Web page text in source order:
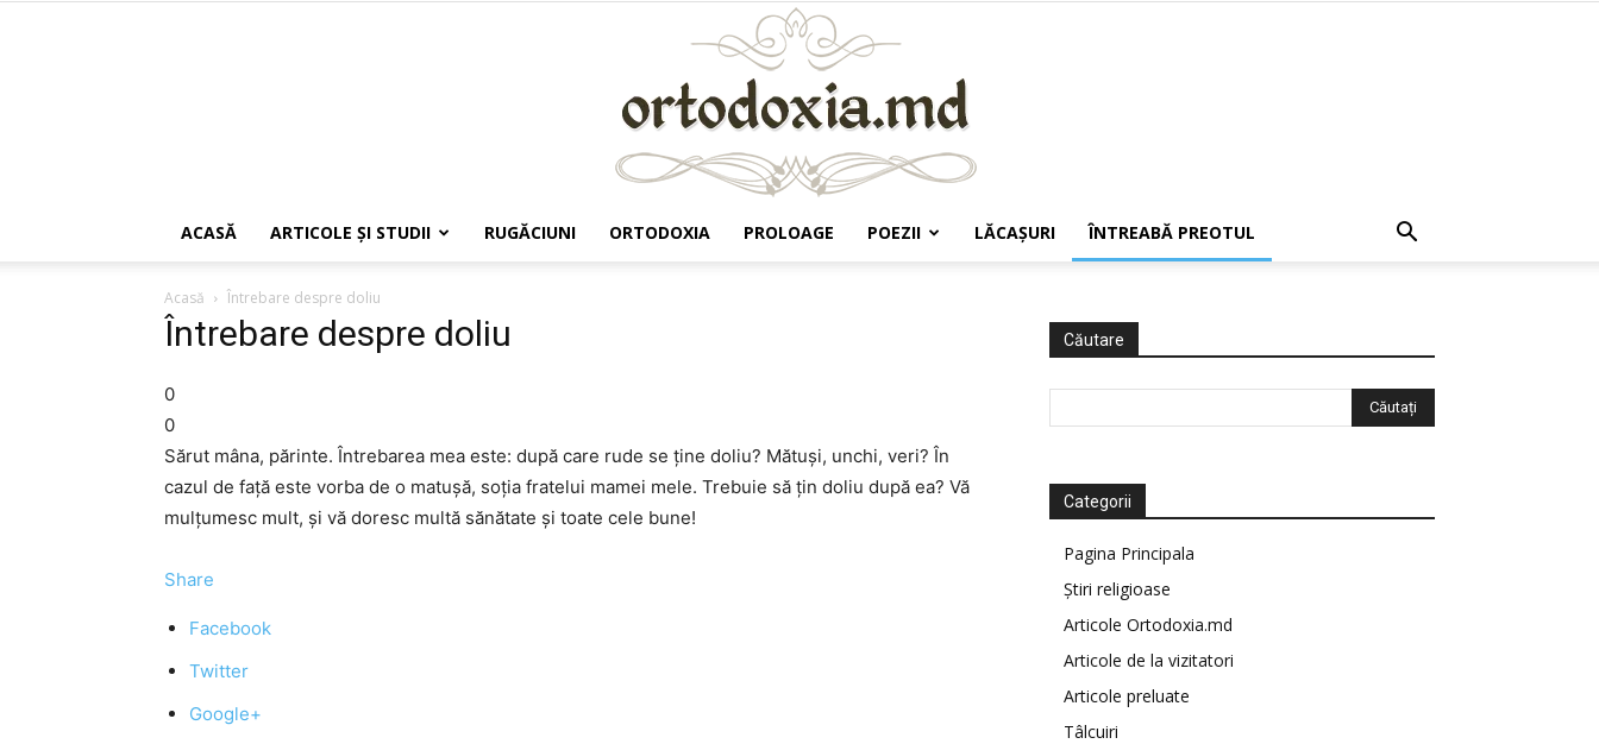
ACASĂ ARTICOLE ŞI STUDII RUGĂCIUNI ORTODOXIA PROLOAGE POEZII LĂCAŞURI ÎNTREABĂ PREOTUL
Acasă Întrebare despre doliu
Întrebare despre doliu
0
0
Sărut mâna, părinte. Întrebarea mea este: după care rude se ţine doliu? Mătuşi, unchi, veri? În
cazul de faţă este vorba de o matuşă, soţia fratelui mamei mele. Trebuie să ţin doliu după ea? Vă
mulţumesc mult, şi vă doresc multă sănătate şi toate cele bune!
Share
Facebook
Twitter
Google+
Căutare
Categorii
Pagina Principala
Știri religioase
Articole Ortodoxia.md
Articole de la vizitatori
Articole preluate
Tâlcuiri